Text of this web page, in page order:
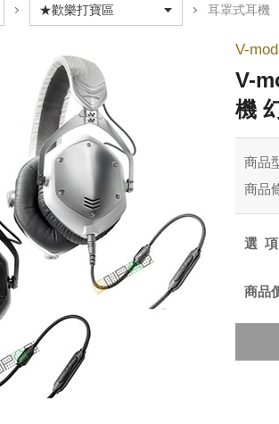
耳罩式耳機
V-
V-
機
商品
商品
選
商品